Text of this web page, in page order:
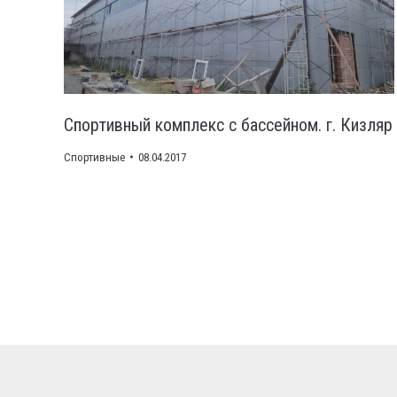
Спортивный комплекс с бассейном. г. Кизляр
Спортивные 08.04.2017